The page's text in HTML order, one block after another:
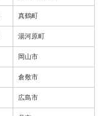
真鶴町
湯河原町
岡山市
倉敷市
広島市